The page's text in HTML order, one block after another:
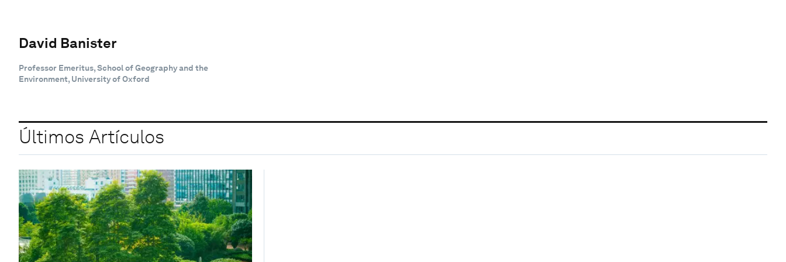
David Banister
Professor Emeritus, School of Geography and the
Environment, University of Oxford
Últimos Artículos